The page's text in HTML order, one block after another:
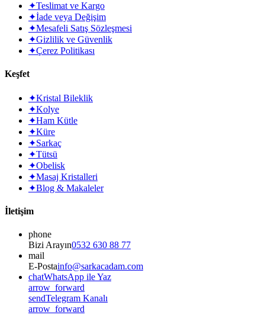
✦Teslimat ve Kargo
✦İade veya Değişim
✦Mesafeli Satış Sözleşmesi
✦Gizlilik ve Güvenlik
✦Çerez Politikası
Keşfet
✦Kristal Bileklik
✦Kolye
✦Ham Kütle
✦Küre
✦Sarkaç
✦Tütsü
✦Obelisk
✦Masaj Kristalleri
✦Blog & Makaleler
İletişim
phone
Bizi Arayın0532 630 88 77
mail
E-Postainfo@sarkacadam.com
chatWhatsApp ile Yaz
arrow_forward
sendTelegram Kanalı
arrow_forward